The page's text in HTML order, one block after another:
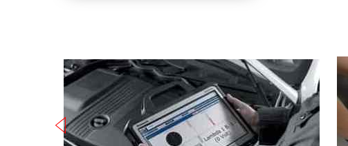
Записаться